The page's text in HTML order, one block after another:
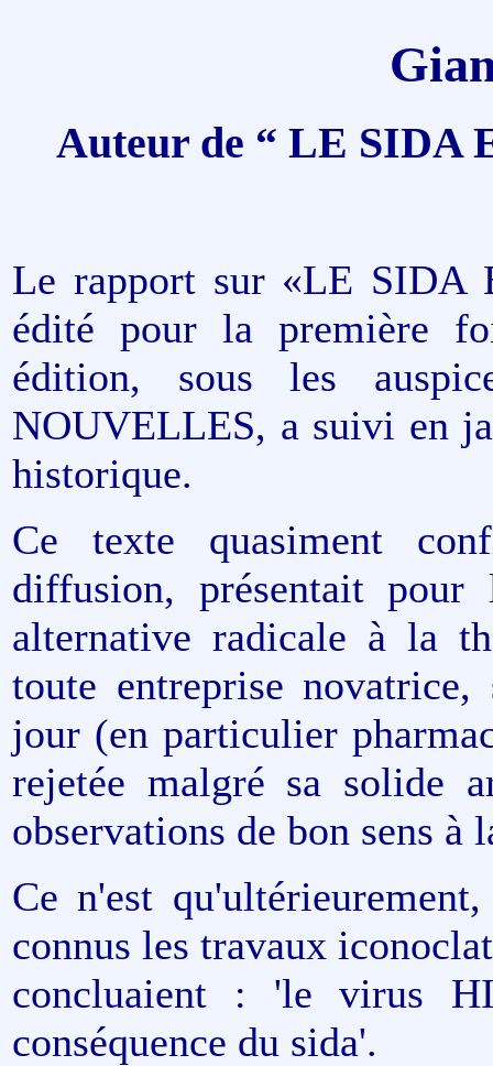
Auteur de “ LE SIDA
Le rapport sur «LE SIDA
édité pour la première
édition, sous les
NOUVELLES, a suivi en
historique.
Ce texte quasiment
diffusion, présentait
alternative radicale à la
toute entreprise
jour (en particulier
rejetée malgré sa solide
observations de bon sens à
Ce n'est
connus les travaux
concluaient : 'le virus
conséquence du sida'.